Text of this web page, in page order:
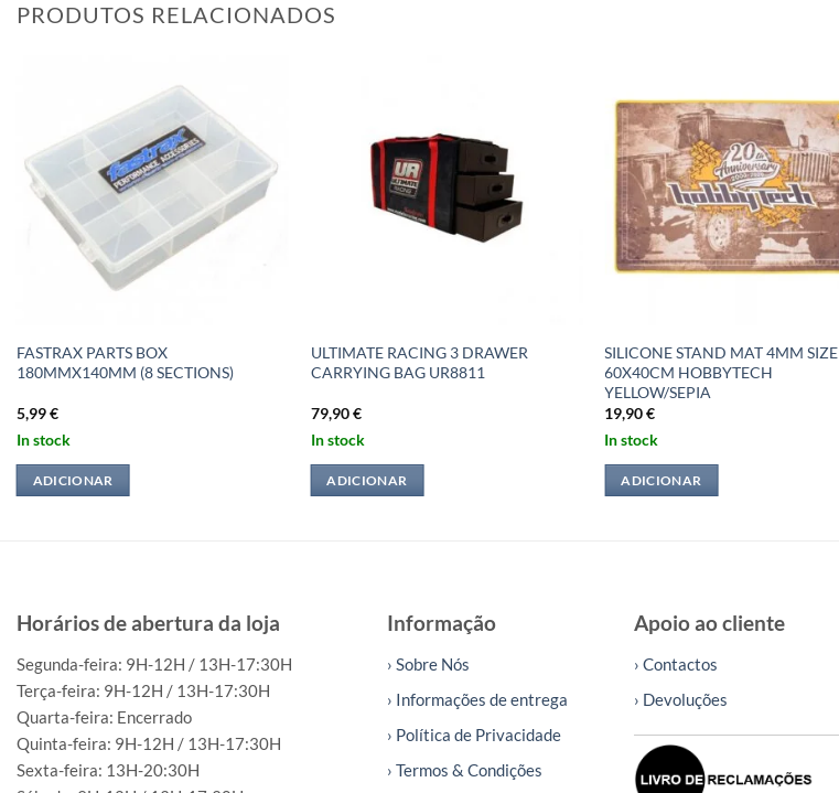
PRODUTOS RELACIONADOS
FASTRAX PARTS BOX
180MMX140MM (8 SECTIONS)
5,99€
In stock
ADICIONAR
ULTIMATE RACING 3 DRAWER
CARRYING BAG UR8811
79,90€
In stock
ADICIONAR
SILICONE STAND MAT 4MM SIZE
60X40CM HOBBYTECH
YELLOW/SEPIA
19,90€
In stock
ADICIONAR
Horários de abertura da loja
Segunda-feira: 9H-12H / 13H-17:30H
Terça-feira: 9H-12H / 13H-17:30H
Quarta-feira: Encerrado
Quinta-feira: 9H-12H / 13H-17:30H
Sexta-feira: 13H-20:30H
Informação
› Sobre Nós
› Informações de entrega
› Política de Privacidade
› Termos & Condições
Apoio ao cliente
› Contactos
› Devoluções